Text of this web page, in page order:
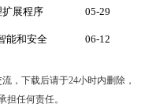
扩展程序 05-29
能和安全 06-12
，下载后请于24小时内删除，
担任何责任。